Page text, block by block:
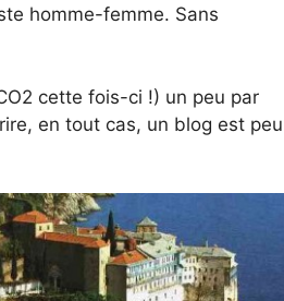
homme-femme. Sans
cette fois-ci !) un peu par
en tout cas, un blog est peu